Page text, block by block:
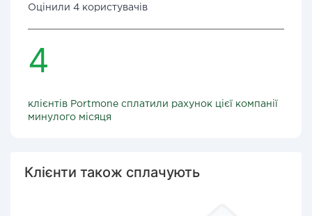
Оцінили 4 користувачів
4
клієнтів Portmone сплатили рахунок цієї компанії
минулого місяця
Клієнти також сплачують